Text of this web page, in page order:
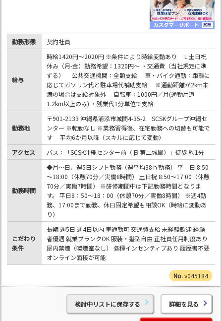
勤務形態 契約社員
給与
時給1420円～2020円 ※条件により時給変動あり L 土日祝
休み（月-金）勤務希望：1320円～ ・交通費（当社規定に準
ずる） 公共交通機関：全額支給 車・バイク通勤：距離に
応じてガソリン代と駐車場代補助支給 ※通勤距離が2km未
満の場合は支給対象外 自転車：1000円／月(通勤片道
1.2km以上のみ) ・残業代1分単位で支給
勤務地
〒901-2133 沖縄県浦添市城間4-35-2 SCSKグループ沖縄セ
ンター ※転勤なし ※業務習得後、在宅勤務への切替も可能で
す 平均6か月以降（スキルに応じて変動）
アクセス
バス：「SCSK沖縄センター前（旧 第二城間）」徒歩 約1分
勤務時間
◆月～日、週5日シフト勤務（週平均38ｈ勤務） 平 日 8:50
～18:00（休憩70分／実働8時間） 土日祝 8:50～17:00（休憩
70分／実働7時間） ※研修期間中は下記勤務時間となりま
す。 平日8：50～18：00（休憩70分／実働8時間） ※週4勤
務、17:00まで勤務、休日固定希望も相談OK（時給に変動あ
り）
こだわり
条件
長期 週5日 週4日以内 車通勤可 交通費支給 未経験歓迎 経験
者優遇 就業ブランクOK 服装・髪型自由 正社員任用制度あり
屋内禁煙（喫煙室なし） 各種インセンティブあり 履歴書不要
オンライン面接が可能
v045184
検討中リストに保存する 詳細を見る